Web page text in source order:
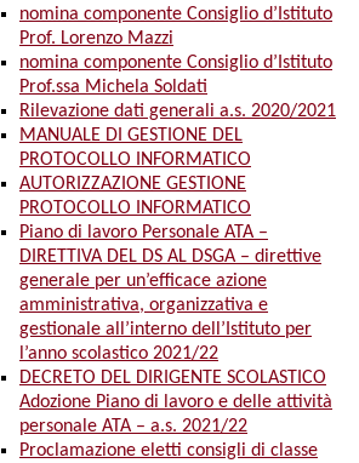
nomina componente Consiglio d’Istituto
Prof. Lorenzo Mazzi
nomina componente Consiglio d’Istituto
Prof.ssa Michela Soldati
Rilevazione dati generali a.s. 2020/2021
MANUALE DI GESTIONE DEL
PROTOCOLLO INFORMATICO
AUTORIZZAZIONE GESTIONE
PROTOCOLLO INFORMATICO
Piano di lavoro Personale ATA –
DIRETTIVA DEL DS AL DSGA – direttive
generale per un’efficace azione
amministrativa, organizzativa e
gestionale all’interno dell’Istituto per
l’anno scolastico 2021/22
DECRETO DEL DIRIGENTE SCOLASTICO
Adozione Piano di lavoro e delle attività
personale ATA – a.s. 2021/22
Proclamazione eletti consigli di classe